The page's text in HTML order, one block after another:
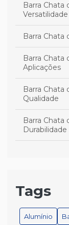
Barra
Barra
Barra Chata
Aplicações
Barra Chata
Qualidade
Barra Chata
Durabilidade
projetos
Tags
Alumínio